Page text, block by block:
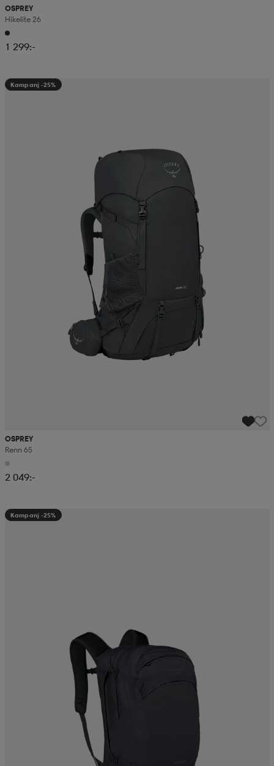
OSPREY
Hikelite 26
1 299:-
Kampanj -25%
OSPREY
Renn 65
2 049:-
Kampanj -25%